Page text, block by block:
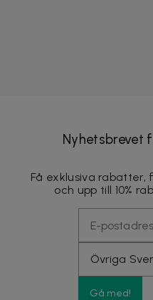
Nyhetsbrevet
Få exklusiva
och upp till 10%
Gå med!